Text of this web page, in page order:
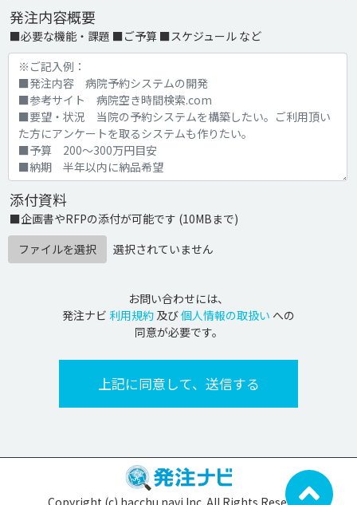
発注内容概要
■必要な機能・課題 ■ご予算 ■スケジュール など
添付資料
■企画書やRFPの添付が可能です (10MBまで)
ファイルを選択
選択されていません
お問い合わせには、
発注ナビ 利用規約 及び個人情報の取扱い への
同意が必要です。